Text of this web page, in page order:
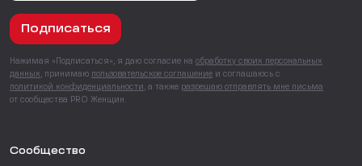
Подписаться
Нажимая «Подписаться», я даю согласие на обработку своих персональных
данных , принимаю пользовательское соглашение и соглашаюсь с
политикой конфиденциальности , а также разрешаю отправлять мне письма
от сообщества PRO Женщин.
Сообщество